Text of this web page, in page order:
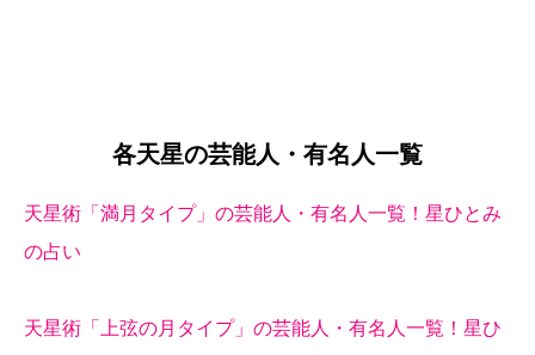
各天星の芸能人・有名人一覧
天星術「満月タイプ」の芸能人・有名人一覧！星ひとみ
の占い
天星術「上弦の月タイプ」の芸能人・有名人一覧！星ひ